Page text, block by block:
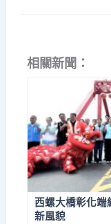
相關新聞：
西螺大橋彰化
新風貌